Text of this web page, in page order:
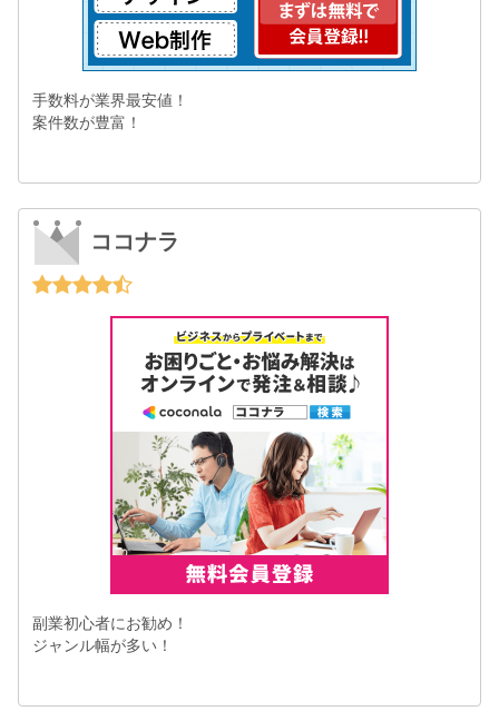
手数料が業界最安値！
案件数が豊富！
ココナラ
副業初心者にお勧め！
ジャンル幅が多い！